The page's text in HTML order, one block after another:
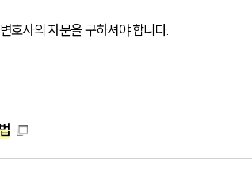
호사의 자문을 구하셔야 합니다.